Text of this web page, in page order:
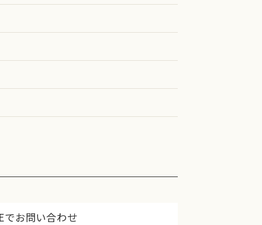
でお問い合わせ